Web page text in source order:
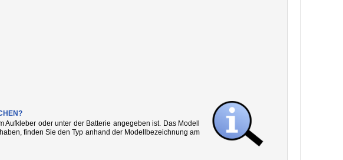
oder unter der Batterie angegeben ist. Das Modell
finden Sie den Typ anhand der Modellbezeichnung am